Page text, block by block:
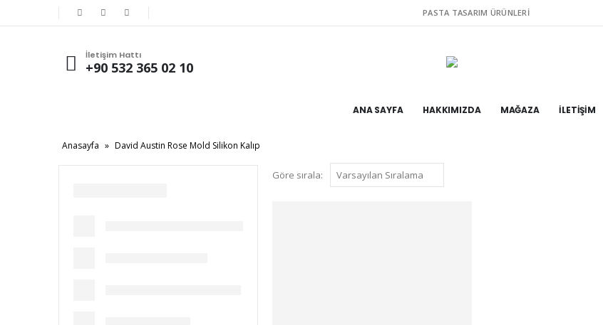
PASTA TASARIM ÜRÜNLERI
İletişim Hattı
+90 532 365 02 10
ANA SAYFA HAKKIMIZDA MAĞAZA İLETIŞIM
Anasayfa » David Austin Rose Mold Silikon Kalıp
Göre sırala: